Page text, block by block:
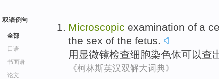
双语例句
全部
口语
书面语
论文
Microscopic examination of a
the sex of the fetus.
用显微镜检查细胞染色体可以查
《柯林斯英汉双解大词典》